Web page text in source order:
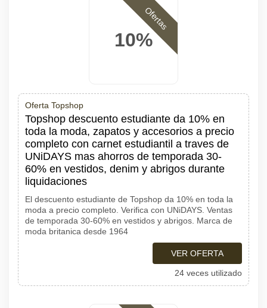
10%
Ofertas
Oferta Topshop
Topshop descuento estudiante da 10% en
toda la moda, zapatos y accesorios a precio
completo con carnet estudiantil a traves de
UNiDAYS mas ahorros de temporada 30-
60% en vestidos, denim y abrigos durante
liquidaciones
El descuento estudiante de Topshop da 10% en toda la
moda a precio completo. Verifica con UNiDAYS. Ventas
de temporada 30-60% en vestidos y abrigos. Marca de
moda britanica desde 1964
VER OFERTA
24 veces utilizado